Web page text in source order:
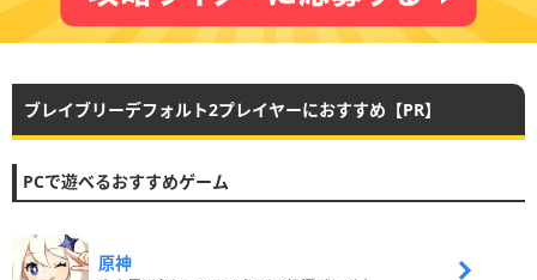
ブレイブリーデフォルト2プレイヤーにおすすめ【PR】
PCで遊べるおすすめゲーム
原神